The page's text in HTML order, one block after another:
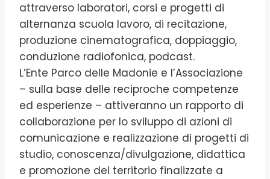
attraverso laboratori, corsi e progetti di
alternanza scuola lavoro, di recitazione,
produzione cinematografica, doppiaggio,
conduzione radiofonica, podcast.
L’Ente Parco delle Madonie e l’Associazione
– sulla base delle reciproche competenze
ed esperienze – attiveranno un rapporto di
collaborazione per lo sviluppo di azioni di
comunicazione e realizzazione di progetti di
studio, conoscenza/divulgazione, didattica
e promozione del territorio finalizzate a